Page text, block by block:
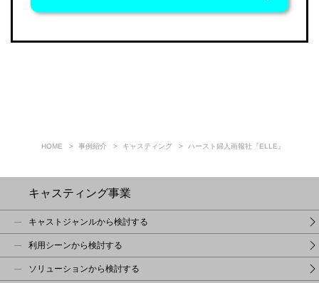
HOME 事例紹介 キャスティング ハースト婦人画報社『ELLE』
キャスティング事業
キャストジャンルから検討する
利用シーンから検討する
ソリューションから検討する